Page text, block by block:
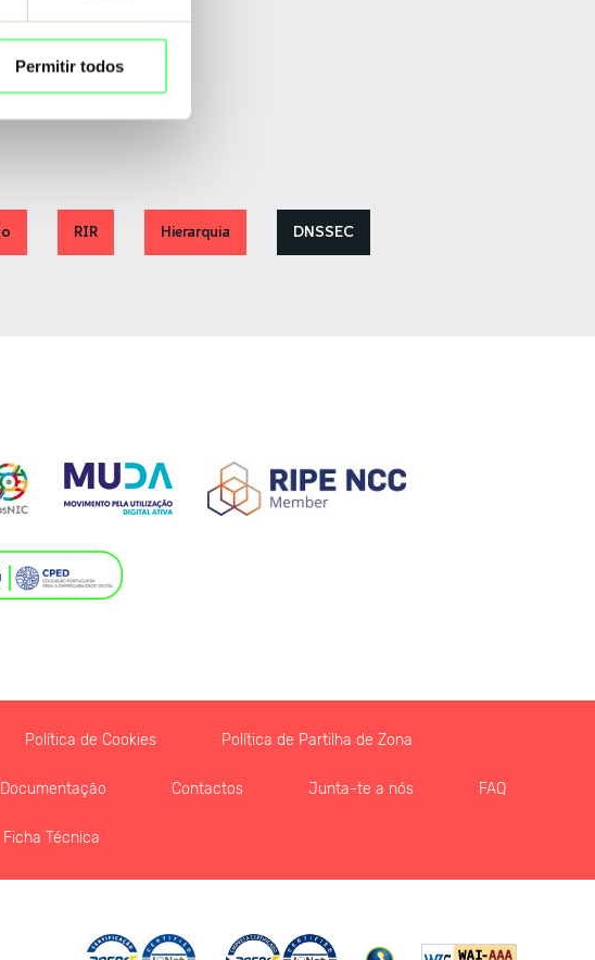
Permitir todos
RIR Hierarquia DNSSEC
Política de Cookies Política de Partilha de Zona
Documentação Contactos Junta-te a nós FAQ
Ficha Técnica